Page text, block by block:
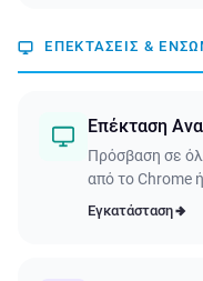
ΕΠΕΚΤΆΣΕΙΣ &
Επέκταση
Πρόσβαση σε
από το Chrome
Εγκατάσταση